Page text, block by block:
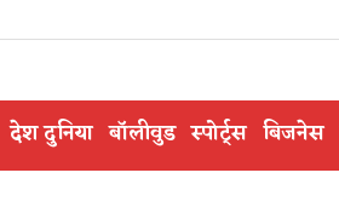
देश दुनिया बॉलीवुड स्पोर्ट्स बिजनेस